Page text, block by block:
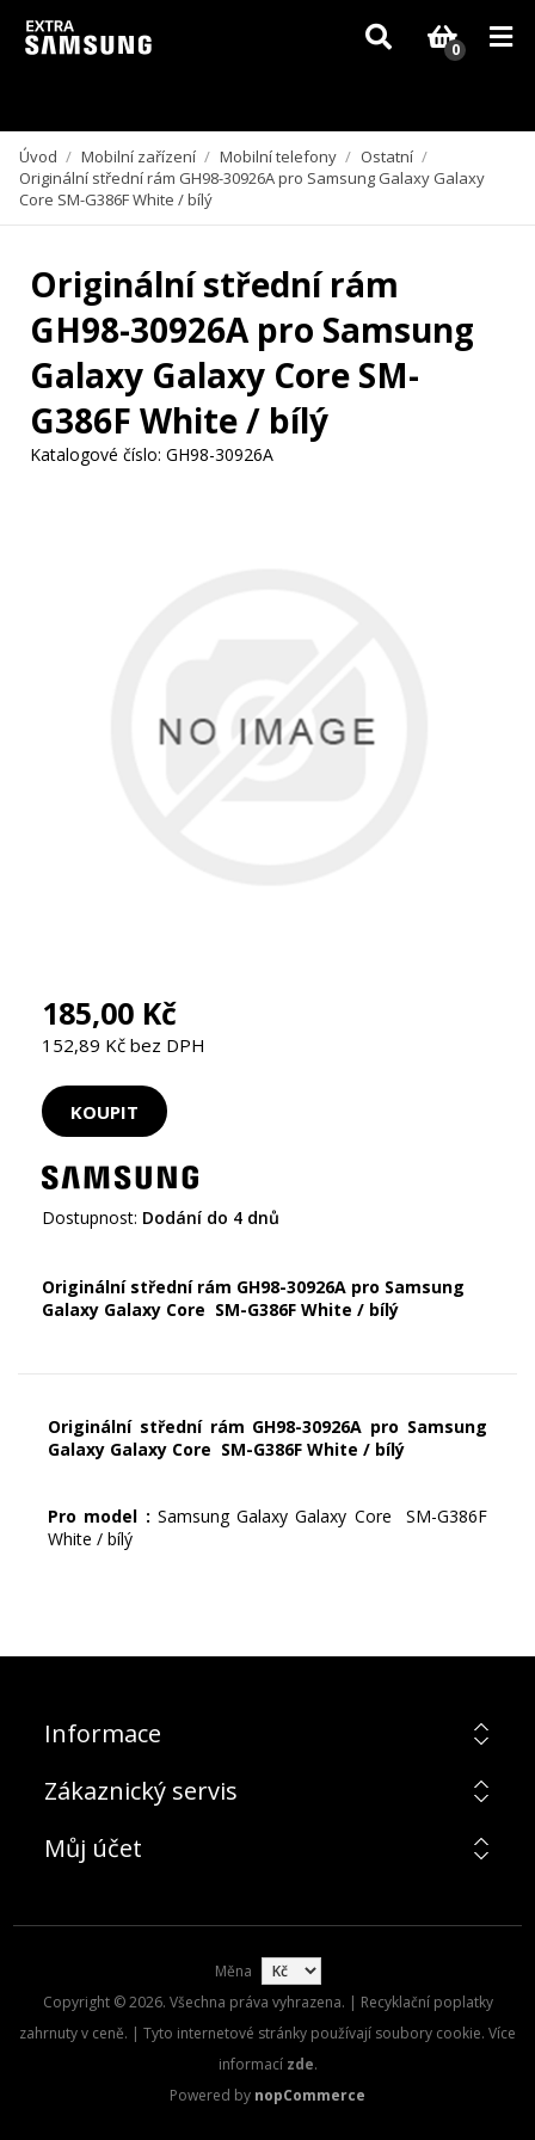
Vzhledem k aktuální situaci se může dodání dílů, které nejsou skladem,
zpozdit. Děkujeme za pochopení.
0
Úvod / Mobilní zařízení / Mobilní telefony / Ostatní /
Originální střední rám GH98-30926A pro Samsung Galaxy Galaxy
Core SM-G386F White / bílý
Originální střední rám
GH98-30926A pro Samsung
Galaxy Galaxy Core SM-
G386F White / bílý
Katalogové číslo: GH98-30926A
185,00 Kč
152,89 Kč bez DPH
Dostupnost: Dodání do 4 dnů
Originální střední rám GH98-30926A pro Samsung
Galaxy Galaxy Core SM-G386F White / bílý
Originální střední rám GH98-30926A pro Samsung
Galaxy Galaxy Core SM-G386F White / bílý
Pro model : Samsung Galaxy Galaxy Core SM-G386F
White / bílý
Informace
Zákaznický servis
Můj účet
Měna
Copyright © 2026. Všechna práva vyhrazena. | Recyklační poplatky
zahrnuty v ceně. | Tyto internetové stránky používají soubory cookie. Více
informací zde.
Powered by nopCommerce